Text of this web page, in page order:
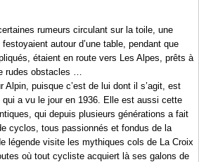
rumeurs circulant sur la toile, une
autour d’une table, pendant que
étaient en route vers Les Alpes, prêts à
rudes obstacles …
Alpin, puisque c’est de lui dont il s’agit, est
a vu le jour en 1936. Elle est aussi cette
qui depuis plusieurs générations a fait
cyclos, tous passionnés et fondus de la
légende visite les mythiques cols de La Croix
où tout cycliste acquiert là ses galons de